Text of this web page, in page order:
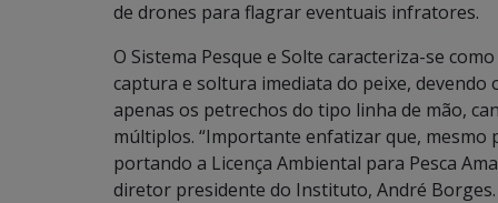
de drones para flagrar eventuais infratores.
O Sistema Pesque e Solte caracteriza-se
captura e soltura imediata do peixe,
apenas os petrechos do tipo linha de mão,
múltiplos. “Importante enfatizar que, mesmo
portando a Licença Ambiental para Pesca
diretor presidente do Instituto, André